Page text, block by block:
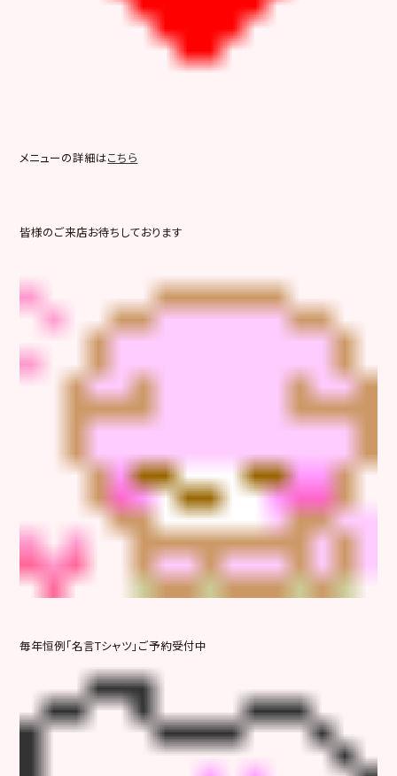
メニューの詳細はこちら
皆様のご来店お待ちしております
毎年恒例「名言Tシャツ」ご予約受付中